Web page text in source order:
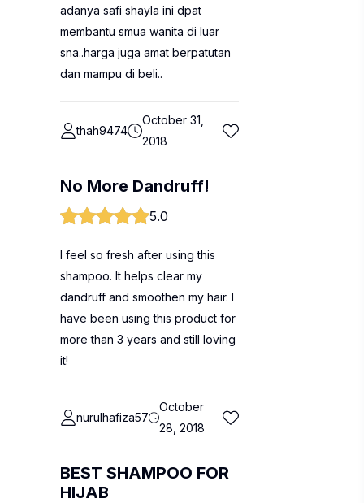
adanya safi shayla ini dpat
membantu smua wanita di luar
sna..harga juga amat berpatutan
dan mampu di beli..
thah9474
October 31,
2018
No More Dandruff!
5.0
I feel so fresh after using this
shampoo. It helps clear my
dandruff and smoothen my hair. I
have been using this product for
more than 3 years and still loving
it!
nurulhafiza57
October
28, 2018
BEST SHAMPOO FOR
HIJAB